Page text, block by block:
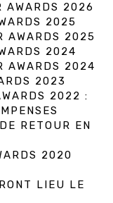
AWARDS 2026
2025
AWARDS 2025
2024
AWARDS 2024
2023
2022 :
RETOUR EN
2020
LIEU LE